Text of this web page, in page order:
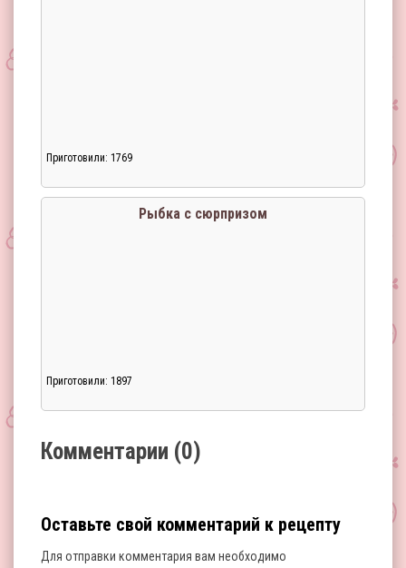
Приготовили: 1769
Рыбка с сюрпризом
Приготовили: 1897
Комментарии (0)
Оставьте свой комментарий к рецепту
Для отправки комментария вам необходимо